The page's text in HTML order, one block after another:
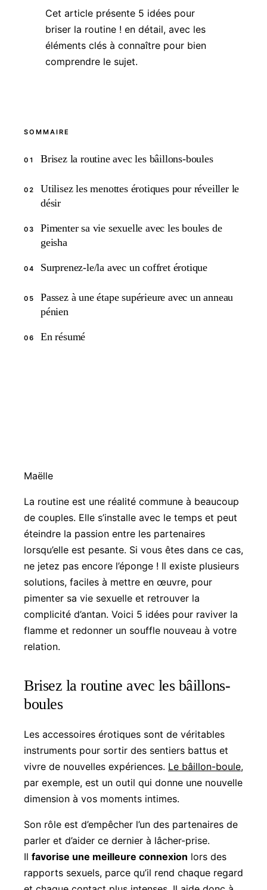
Cet article présente 5 idées pour
briser la routine ! en détail, avec les
éléments clés à connaître pour bien
comprendre le sujet.
SOMMAIRE
01 Brisez la routine avec les bâillons-boules
02
Utilisez les menottes érotiques pour réveiller le
désir
03
Pimenter sa vie sexuelle avec les boules de
geisha
04 Surprenez-le/la avec un coffret érotique
05
Passez à une étape supérieure avec un anneau
pénien
06 En résumé
Maëlle
La routine est une réalité commune à beaucoup
de couples. Elle s’installe avec le temps et peut
éteindre la passion entre les partenaires
lorsqu’elle est pesante. Si vous êtes dans ce cas,
ne jetez pas encore l’éponge ! Il existe plusieurs
solutions, faciles à mettre en œuvre, pour
pimenter sa vie sexuelle et retrouver la
complicité d’antan. Voici 5 idées pour raviver la
flamme et redonner un souffle nouveau à votre
relation.
Brisez la routine avec les bâillons-
boules
Les accessoires érotiques sont de véritables
instruments pour sortir des sentiers battus et
vivre de nouvelles expériences. Le bâillon-boule,
par exemple, est un outil qui donne une nouvelle
dimension à vos moments intimes.
Son rôle est d’empêcher l’un des partenaires de
parler et d’aider ce dernier à lâcher-prise.
Il favorise une meilleure connexion lors des
rapports sexuels, parce qu’il rend chaque regard